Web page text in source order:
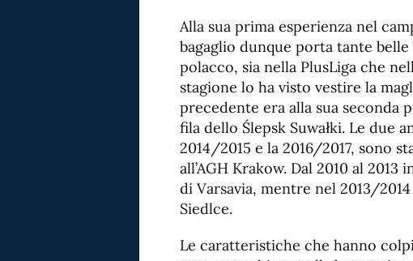
Alla sua prima esperienza nel
bagaglio dunque porta tante
polacco, sia nella PlusLiga che
stagione lo ha visto vestire la
precedente era alla sua seconda
fila dello Ślepsk Suwałki. Le due
2014/2015 e la 2016/2017, sono
all’AGH Krakow. Dal 2010 al
di Varsavia, mentre nel 2013/
Siedlce.
Le caratteristiche che hanno